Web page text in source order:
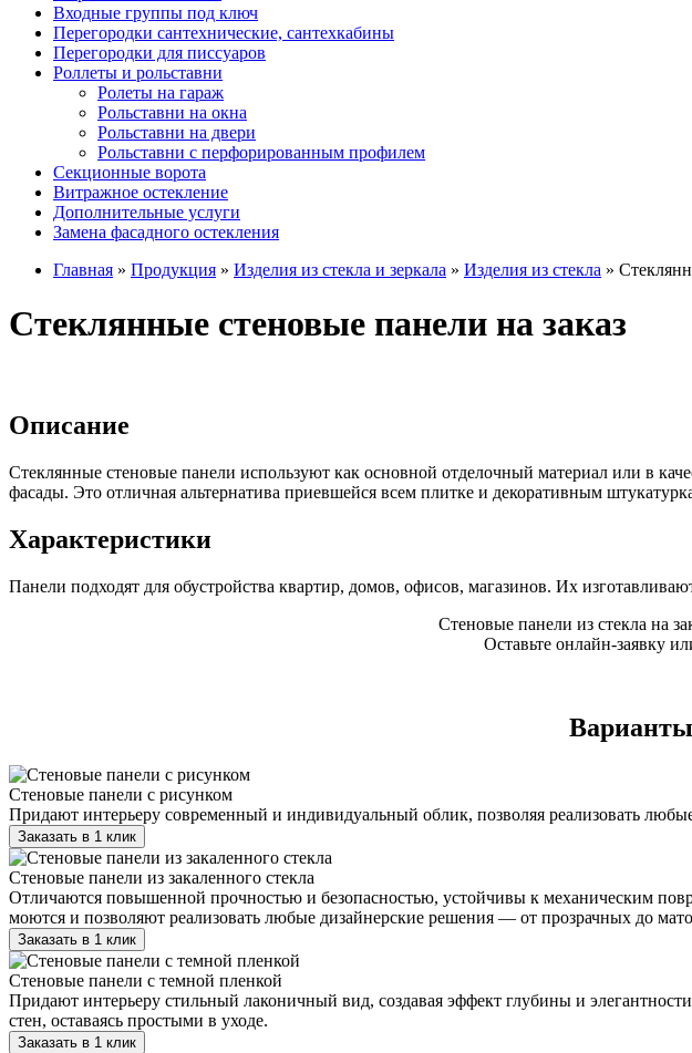
Входные группы под ключ
Перегородки сантехнические, cантехкабины
Перегородки для писcуаров
Роллеты и рольставни
Ролеты на гараж
Рольставни на окна
Рольставни на двери
Рольставни с перфорированным профилем
Секционные ворота
Витражное остекление
Дополнительные услуги
Замена фасадного остекления
Главная » Продукция » Изделия из стекла и зеркала » Изделия из стекла »
Стеклянные стеновые панели на заказ
Описание
Стеклянные стеновые панели используют как основной отделочный материал или в
фасады. Это отличная альтернатива приевшейся всем плитке и декоративным
Характеристики
Панели подходят для обустройства квартир, домов, офисов, магазинов. Их
Стеновые панели из стекла на
Оставьте онлайн-заявку
Стеновые панели с рисунком
Придают интерьеру современный и индивидуальный облик, позволяя реализовать
Заказать в 1 клик
Стеновые панели из закаленного стекла
Отличаются повышенной прочностью и безопасностью, устойчивы к механическим
моются и позволяют реализовать любые дизайнерские решения — от прозрачных до
Заказать в 1 клик
Стеновые панели с темной пленкой
Придают интерьеру стильный лаконичный вид, создавая эффект глубины и
стен, оставаясь простыми в уходе.
Заказать в 1 клик